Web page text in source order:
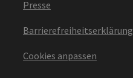
Presse
Barrierefreiheitserklärung
Cookies anpassen